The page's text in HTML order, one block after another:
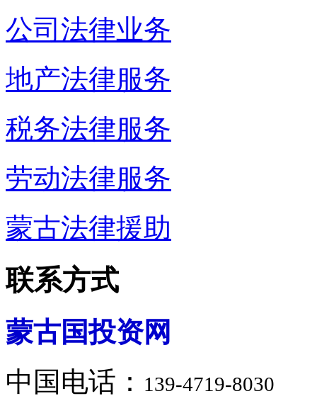
公司法律业务
地产法律服务
税务法律服务
劳动法律服务
蒙古法律援助
联系方式
蒙古国投资网
中国电话： 139-4719-8030